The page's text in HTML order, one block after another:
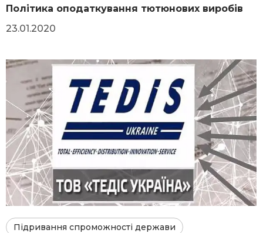
Політика оподаткування тютюнових виробів
23.01.2020
Підривання спроможності держави